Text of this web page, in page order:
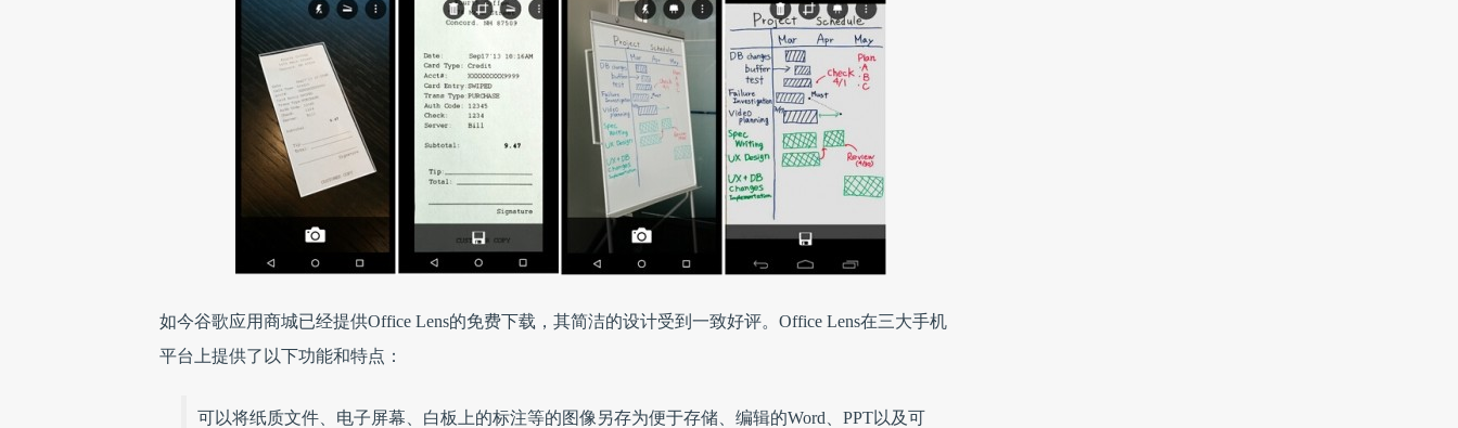
如今谷歌应用商城已经提供Office Lens的免费下载，其简洁的设计受到一致好评。Office Lens在三大手机
平台上提供了以下功能和特点：
可以将纸质文件、电子屏幕、白板上的标注等的图像另存为便于存储、编辑的Word、PPT以及可